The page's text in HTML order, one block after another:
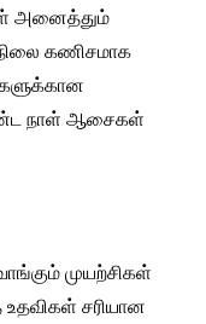
அனைத்தும்
கணிசமாக
நாள் ஆசைகள்
முயற்சிகள்
சரியான